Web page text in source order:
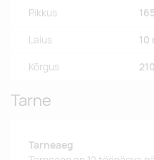
Pikkus
Laius 10
Kõrgus
Tarne
Tarneaeg